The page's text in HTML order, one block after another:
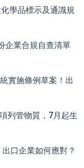
學品標示及通識規
企業合規自查清單
實施條例草案！出
列管物質，7月起生
口企業如何應對？